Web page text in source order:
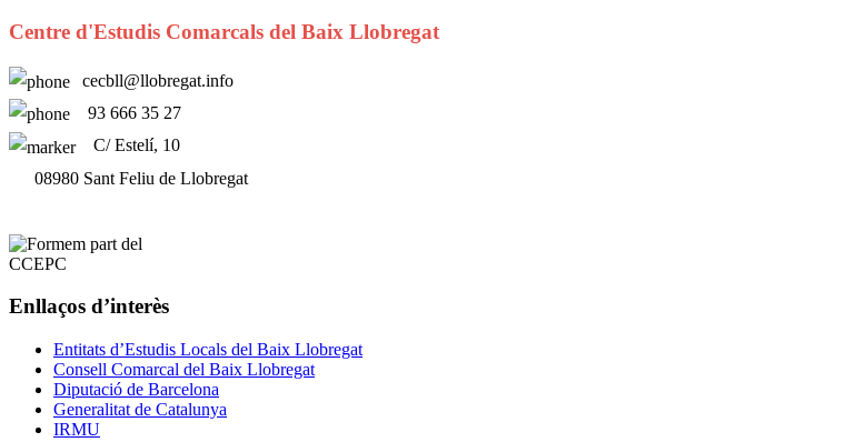
Centre d'Estudis Comarcals del Baix Llobregat
cecbll@llobregat.info
93 666 35 27
C/ Estelí, 10
08980 Sant Feliu de Llobregat
Enllaços d’interès
Entitats d’Estudis Locals del Baix Llobregat
Consell Comarcal del Baix Llobregat
Diputació de Barcelona
Generalitat de Catalunya
IRMU